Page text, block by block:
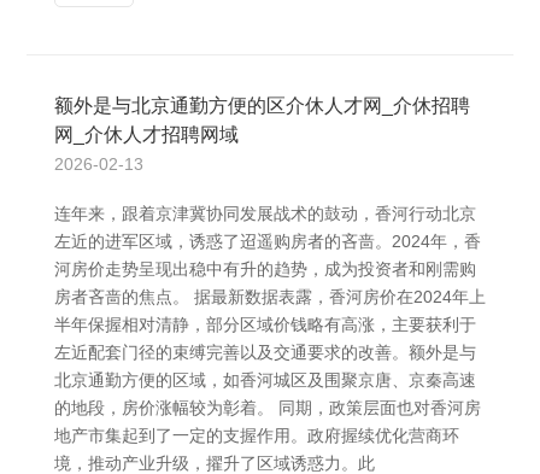
额外是与北京通勤方便的区介休人才网_介休招聘
网_介休人才招聘网域
2026-02-13
连年来，跟着京津冀协同发展战术的鼓动，香河行动北京
左近的进军区域，诱惑了迢遥购房者的吝啬。2024年，香
河房价走势呈现出稳中有升的趋势，成为投资者和刚需购
房者吝啬的焦点。 据最新数据表露，香河房价在2024年上
半年保握相对清静，部分区域价钱略有高涨，主要获利于
左近配套门径的束缚完善以及交通要求的改善。额外是与
北京通勤方便的区域，如香河城区及围聚京唐、京秦高速
的地段，房价涨幅较为彰着。 同期，政策层面也对香河房
地产市集起到了一定的支握作用。政府握续优化营商环
境，推动产业升级，擢升了区域诱惑力。此